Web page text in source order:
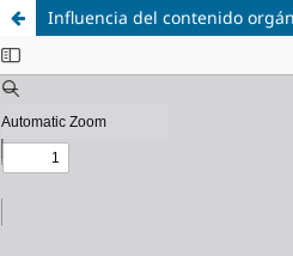
Influencia del contenido